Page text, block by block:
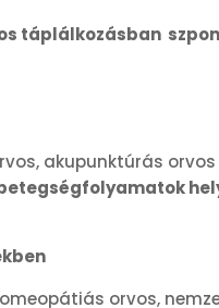
táplálkozásban
akupunktúrás orvos
orvos,